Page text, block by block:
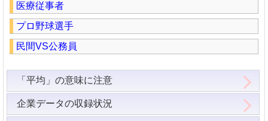
医療従事者
プロ野球選手
民間VS公務員
「平均」の意味に注意
企業データの収録状況